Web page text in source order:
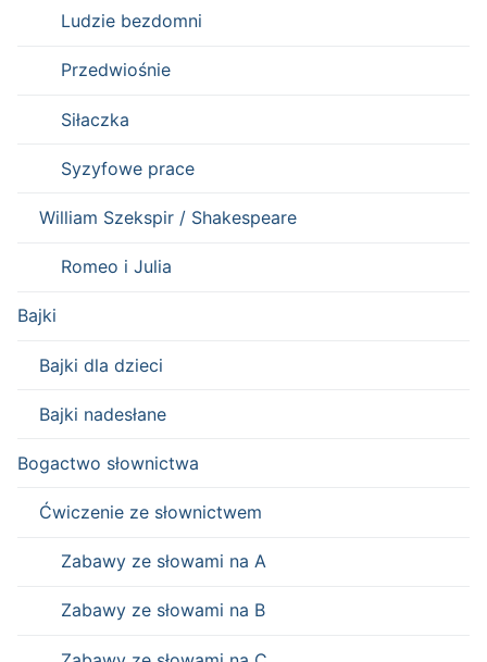
Ludzie bezdomni
Przedwiośnie
Siłaczka
Syzyfowe prace
William Szekspir / Shakespeare
Romeo i Julia
Bajki
Bajki dla dzieci
Bajki nadesłane
Bogactwo słownictwa
Ćwiczenie ze słownictwem
Zabawy ze słowami na A
Zabawy ze słowami na B